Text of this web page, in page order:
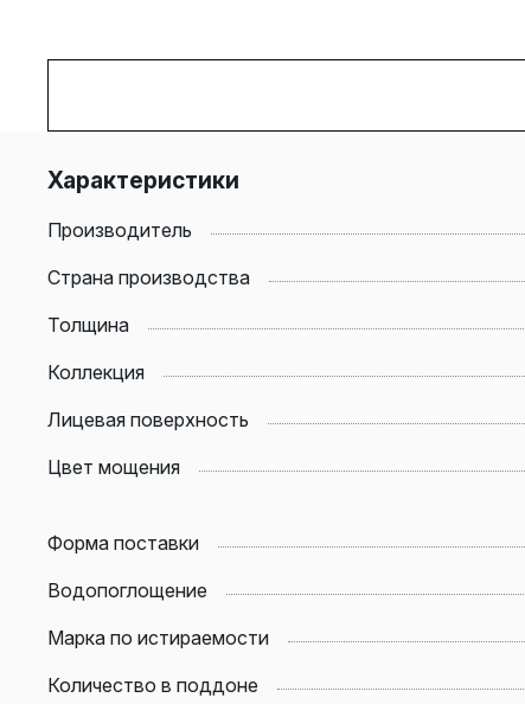
Характеристики
Производитель
Страна производства
Толщина
Коллекция
Лицевая поверхность
Цвет мощения
Форма поставки
Водопоглощение
Марка по истираемости
Количество в поддоне